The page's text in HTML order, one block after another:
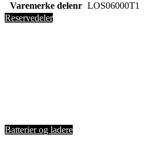
Varemerke delenr LOS06000T1
Reservedeler
Batterier og ladere